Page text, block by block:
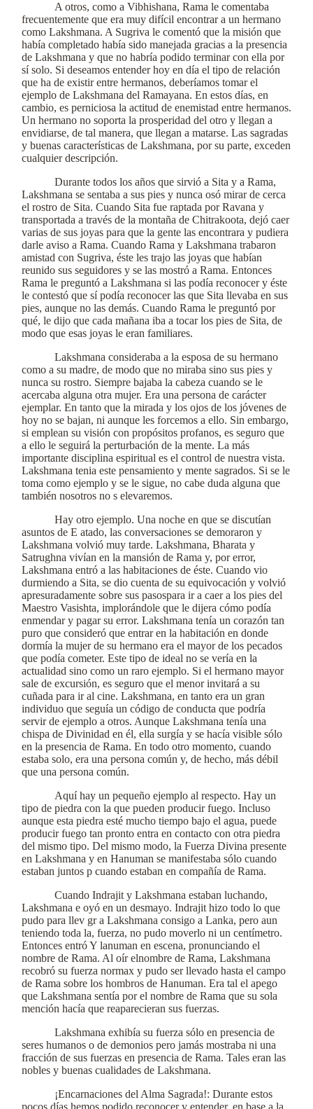
A otros, como a Vibhishana, Rama le comentaba
frecuentemente que era muy difícil encontrar a un hermano
como Lakshmana. A Sugriva le comentó que la misión que
había completado había sido manejada gracias a la presencia
de Lakshmana y que no habría podido terminar con ella por
sí solo. Si deseamos entender hoy en día el tipo de relación
que ha de existir entre hermanos, deberíamos tomar el
ejemplo de Lakshmana del Ramayana. En estos días, en
cambio, es perniciosa la actitud de enemistad entre hermanos.
Un hermano no soporta la prosperidad del otro y llegan a
envidiarse, de tal manera, que llegan a matarse. Las sagradas
y buenas características de Lakshmana, por su parte, exceden
cualquier descripción.
Durante todos los años que sirvió a Sita y a Rama,
Lakshmana se sentaba a sus pies y nunca osó mirar de cerca
el rostro de Sita. Cuando Sita fue raptada por Ravana y
transportada a través de la montaña de Chitrakoota, dejó caer
varias de sus joyas para que la gente las encontrara y pudiera
darle aviso a Rama. Cuando Rama y Lakshmana trabaron
amistad con Sugriva, éste les trajo las joyas que habían
reunido sus seguidores y se las mostró a Rama. Entonces
Rama le preguntó a Lakshmana si las podía reconocer y éste
le contestó que sí podía reconocer las que Sita llevaba en sus
pies, aunque no las demás. Cuando Rama le preguntó por
qué, le dijo que cada mañana iba a tocar los pies de Sita, de
modo que esas joyas le eran familiares.
Lakshmana consideraba a la esposa de su hermano
como a su madre, de modo que no miraba sino sus pies y
nunca su rostro. Siempre bajaba la cabeza cuando se le
acercaba alguna otra mujer. Era una persona de carácter
ejemplar. En tanto que la mirada y los ojos de los jóvenes de
hoy no se bajan, ni aunque les forcemos a ello. Sin embargo,
si emplean su visión con propósitos profanos, es seguro que
a ello le seguirá la perturbación de la mente. La más
importante disciplina espiritual es el control de nuestra vista.
Lakshmana tenia este pensamiento y mente sagrados. Si se le
toma como ejemplo y se le sigue, no cabe duda alguna que
también nosotros no s elevaremos.
Hay otro ejemplo. Una noche en que se discutían
asuntos de E atado, las conversaciones se demoraron y
Lakshmana volvió muy tarde. Lakshmana, Bharata y
Satrughna vivían en la mansión de Rama y, por error,
Lakshmana entró a las habitaciones de éste. Cuando vio
durmiendo a Sita, se dio cuenta de su equivocación y volvió
apresuradamente sobre sus pasospara ir a caer a los pies del
Maestro Vasishta, implorándole que le dijera cómo podía
enmendar y pagar su error. Lakshmana tenía un corazón tan
puro que consideró que entrar en la habitación en donde
dormía la mujer de su hermano era el mayor de los pecados
que podía cometer. Este tipo de ideal no se vería en la
actualidad sino como un raro ejemplo. Si el hermano mayor
sale de excursión, es seguro que el menor invitará a su
cuñada para ir al cine. Lakshmana, en tanto era un gran
individuo que seguía un código de conducta que podría
servir de ejemplo a otros. Aunque Lakshmana tenía una
chispa de Divinidad en él, ella surgía y se hacía visible sólo
en la presencia de Rama. En todo otro momento, cuando
estaba solo, era una persona común y, de hecho, más débil
que una persona común.
Aquí hay un pequeño ejemplo al respecto. Hay un
tipo de piedra con la que pueden producir fuego. Incluso
aunque esta piedra esté mucho tiempo bajo el agua, puede
producir fuego tan pronto entra en contacto con otra piedra
del mismo tipo. Del mismo modo, la Fuerza Divina presente
en Lakshmana y en Hanuman se manifestaba sólo cuando
estaban juntos p cuando estaban en compañía de Rama.
Cuando Indrajit y Lakshmana estaban luchando,
Lakshmana e oyó en un desmayo. Indrajit hizo todo lo que
pudo para llev gr a Lakshmana consigo a Lanka, pero aun
teniendo toda la, fuerza, no pudo moverlo ni un centímetro.
Entonces entró Y lanuman en escena, pronunciando el
nombre de Rama. Al oír elnombre de Rama, Lakshmana
recobró su fuerza normax y pudo ser llevado hasta el campo
de Rama sobre los hombros de Hanuman. Era tal el apego
que Lakshmana sentía por el nombre de Rama que su sola
mención hacía que reaparecieran sus fuerzas.
Lakshmana exhibía su fuerza sólo en presencia de
seres humanos o de demonios pero jamás mostraba ni una
fracción de sus fuerzas en presencia de Rama. Tales eran las
nobles y buenas cualidades de Lakshmana.
¡Encarnaciones del Alma Sagrada!: Durante estos
pocos días hemos podido reconocer y entender, en base a la